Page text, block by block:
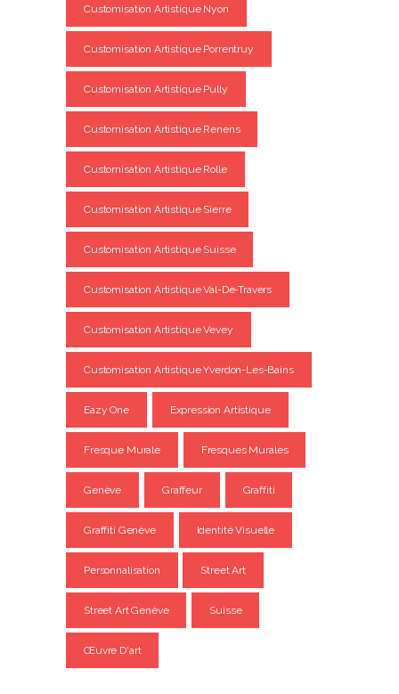
Customisation Artistique Nyon
Customisation Artistique Porrentruy
Customisation Artistique Pully
Customisation Artistique Renens
Customisation Artistique Rolle
Customisation Artistique Sierre
Customisation Artistique Suisse
Customisation Artistique Val-De-Travers
Customisation Artistique Vevey
Customisation Artistique Yverdon-Les-Bains
Eazy One Expression Artistique
Fresque Murale Fresques Murales
Genève Graffeur Graffiti
Graffiti Genève Identité Visuelle
Personnalisation Street Art
Street Art Genève Suisse
Œuvre D'art